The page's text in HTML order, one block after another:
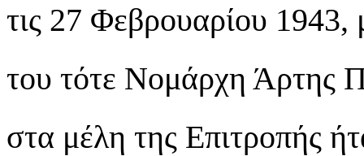
τις 27 Φεβρουαρίου
του τότε Νομάρχη Άρτης
στα μέλη της Επιτροπής